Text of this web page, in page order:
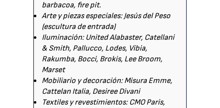
barbacoa, fire pit.
Arte y piezas especiales: Jesús del Peso
(escultura de entrada)
Iluminación: United Alabaster, Catellani
& Smith, Pallucco, Lodes, Vibia,
Rakumba, Bocci, Brokis, Lee Broom,
Marset
Mobiliario y decoración: Misura Emme,
Cattelan Italia, Desiree Divani
Textiles y revestimientos: CMO Paris,